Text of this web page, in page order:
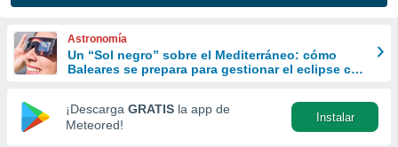
las
y
forma
digital
basada
Astronomía
Un “Sol negro” sobre el Mediterráneo: cómo
Baleares se prepara para gestionar el eclipse con
¡Descarga GRATIS la app de
Meteored!
Instalar